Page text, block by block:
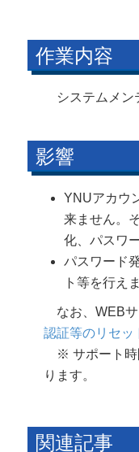
作業内容
システムメン
影響
YNUアカウ
来ません。
化、パスワ
パスワード
ト等を行え
なお、WEB
認証等のリセッ
※ サポート時
ります。
関連記事